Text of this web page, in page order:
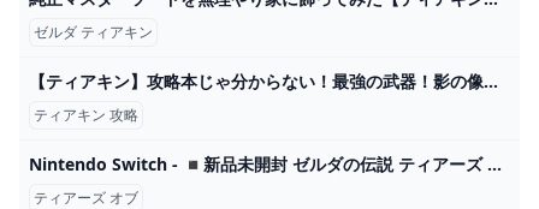
ゼルダ ティアキン
【ティアキン】攻略本じゃ分からない！最強の武器！影の像の場所まとめ！【ゼルダの伝説】 - YouTube
ティアキン 攻略
Nintendo Switch - ◾️新品未開封 ゼルダの伝説 ティアーズ オブ ザ キングダムの通販 by doaems shop｜ニンテンドースイッチならラクマ
ティアーズ オブ